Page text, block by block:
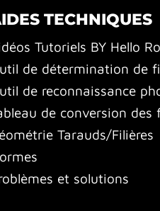
TECHNIQUES
Tutoriels BY Hello
de détermination de
de reconnaissance
de conversion des
Tarauds/Filières
et solutions